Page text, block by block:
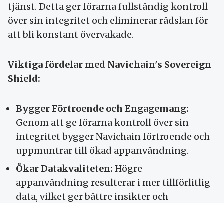
tjänst. Detta ger förarna fullständig kontroll
över sin integritet och eliminerar rädslan för
att bli konstant övervakade.
Viktiga fördelar med Navichain's Sovereign
Shield:
Bygger Förtroende och Engagemang:
Genom att ge förarna kontroll över sin
integritet bygger Navichain förtroende och
uppmuntrar till ökad appanvändning.
Ökar Datakvaliteten: Högre
appanvändning resulterar i mer tillförlitlig
data, vilket ger bättre insikter och